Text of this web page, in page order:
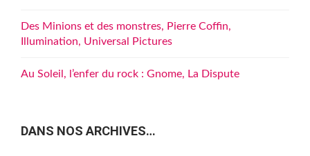
Des Minions et des monstres, Pierre Coffin,
Illumination, Universal Pictures
Au Soleil, l’enfer du rock : Gnome, La Dispute
DANS NOS ARCHIVES…